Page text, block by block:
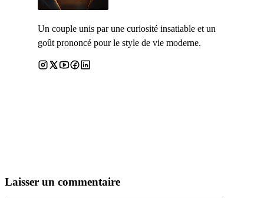
Un couple unis par une curiosité insatiable et un
goût prononcé pour le style de vie moderne.
Laisser un commentaire